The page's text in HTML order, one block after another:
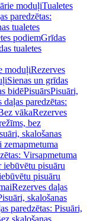
moduļiTualetes
paredzētas:
tualetes
podiemGrīdas
tualetes
moduļiRezerves
Sienas un grīdas
bidēPisuārsPisuāri,
daļas paredzētas:
vākaRezerves
bez
skalošanas
Virsapmetuma
iebūvētu pisuāru
pisuāru
Rezerves daļas
skalošanas
paredzētas: Pisuāri,
skalošanas